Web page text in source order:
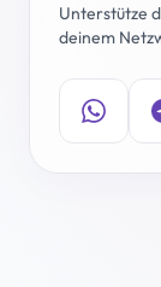
Unterstütze
deinem